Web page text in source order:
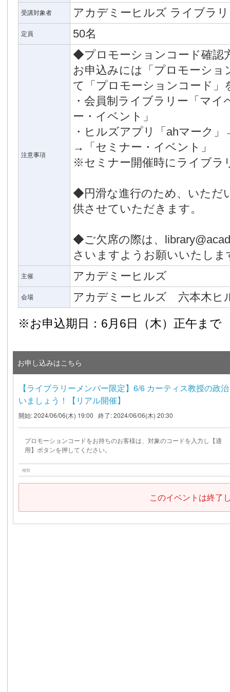
受講対象者 アカデミーヒルズ ライブラ
定員 50名
注意事項
◆プロモーションコード確認
お申込みには「プロモーシ
て「プロモーションコード」
・会員制ライブラリー「マ
ー・イベント」
・ヒルズアプリ「ahマーク
→「セミナー・イベント」
※セミナー開催時にライブラ
◆円滑な進行のため、いただ
供させていただきます。
◆ご欠席の際は、
さいますようお願いいたしま
主催 アカデミーヒルズ
会場 アカデミーヒルズ 六本木ヒ
※お申込期日：6月6日（木）正午まで